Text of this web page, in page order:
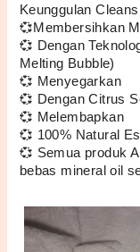
Keunggulan
💞Membersihkan
💞 Dengan
Melting Bubble)
💞 Menyegarkan
💞 Dengan Citrus
💞 Melembapkan
💞 100% Natural
💞 Semua produk
bebas mineral oil